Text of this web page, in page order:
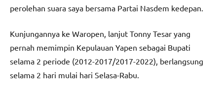
perolehan suara saya bersama Partai Nasdem kedepan.
Kunjungannya ke Waropen, lanjut Tonny Tesar yang
pernah memimpin Kepulauan Yapen sebagai Bupati
selama 2 periode (2012-2017/2017-2022), berlangsung
selama 2 hari mulai hari Selasa-Rabu.